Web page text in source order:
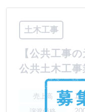
土木工事
【公共工事
公共土木工事
売上高 1